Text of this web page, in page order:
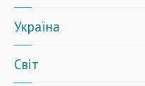
Україна
Світ